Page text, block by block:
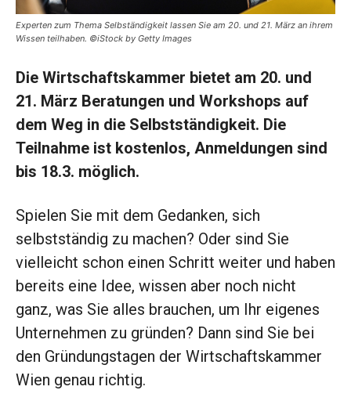
Experten zum Thema Selbständigkeit lassen Sie am 20. und 21. März an ihrem
Wissen teilhaben. ©iStock by Getty Images
Die Wirtschaftskammer bietet am 20. und
21. März Beratungen und Workshops auf
dem Weg in die Selbstständigkeit. Die
Teilnahme ist kostenlos, Anmeldungen sind
bis 18.3. möglich.
Spielen Sie mit dem Gedanken, sich
selbstständig zu machen? Oder sind Sie
vielleicht schon einen Schritt weiter und haben
bereits eine Idee, wissen aber noch nicht
ganz, was Sie alles brauchen, um Ihr eigenes
Unternehmen zu gründen? Dann sind Sie bei
den Gründungstagen der Wirtschaftskammer
Wien genau richtig.